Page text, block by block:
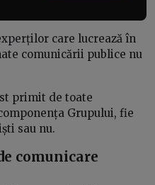
care lucrează în
comunicării publice nu
primit de toate
Grupului, fie
sau nu.
comunicare